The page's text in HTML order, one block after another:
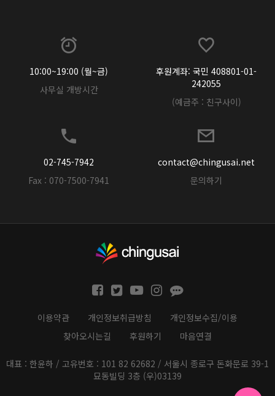
10:00~19:00 (월~금)
사무실 개방시간
후원계좌: 국민 408801-01-
242055
(예금주 : 친구사이)
02-745-7942
Fax : 070-7500-7941
contact@chingusai.net
문의하기
이용약관 개인정보취급방침
개인정보수집/이용
찾아오시는길
후원하기 마음연결
대표 : 한윤하 / 고유번호 : 101 82 62682 / 서울시 종로구 돈화문로 39-1
묘동빌딩 3층 (우)03139